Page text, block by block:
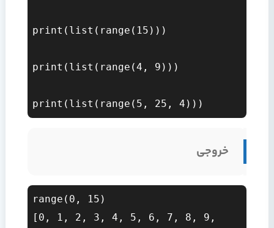
print(list(range(15)))
print(list(range(4, 9)))
خروجی
range(0, 15)
[0, 1, 2, 3, 4, 5, 6, 7, 8, 9,